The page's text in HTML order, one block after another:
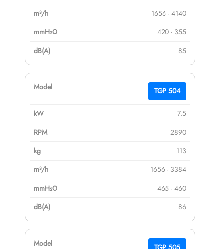
1656 - 4140
420 - 355
85
TGP 504
7.5
2890
113
1656 - 3384
465 - 460
86
TGP 505